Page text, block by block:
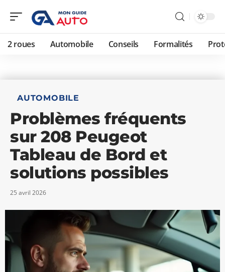
2 roues Automobile Conseils Formalités
AUTOMOBILE
Problèmes fréquents
sur 208 Peugeot
Tableau de Bord et
solutions possibles
25 avril 2026